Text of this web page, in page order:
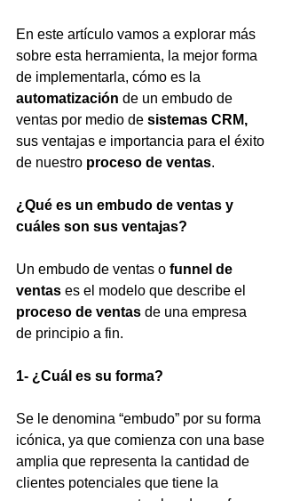
En este artículo vamos a explorar más
sobre esta herramienta, la mejor forma
de implementarla, cómo es la
automatización de un embudo de
ventas por medio de sistemas CRM,
sus ventajas e importancia para el éxito
de nuestro proceso de ventas.
¿Qué es un embudo de ventas y
cuáles son sus ventajas?
Un embudo de ventas o funnel de
ventas es el modelo que describe el
proceso de ventas de una empresa
de principio a fin.
1- ¿Cuál es su forma?
Se le denomina “embudo” por su forma
icónica, ya que comienza con una base
amplia que representa la cantidad de
clientes potenciales que tiene la